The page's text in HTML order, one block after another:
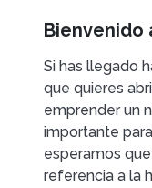
Bienvenido
Si has llegado
que quieres
emprender un
importante
esperamos
referencia a la